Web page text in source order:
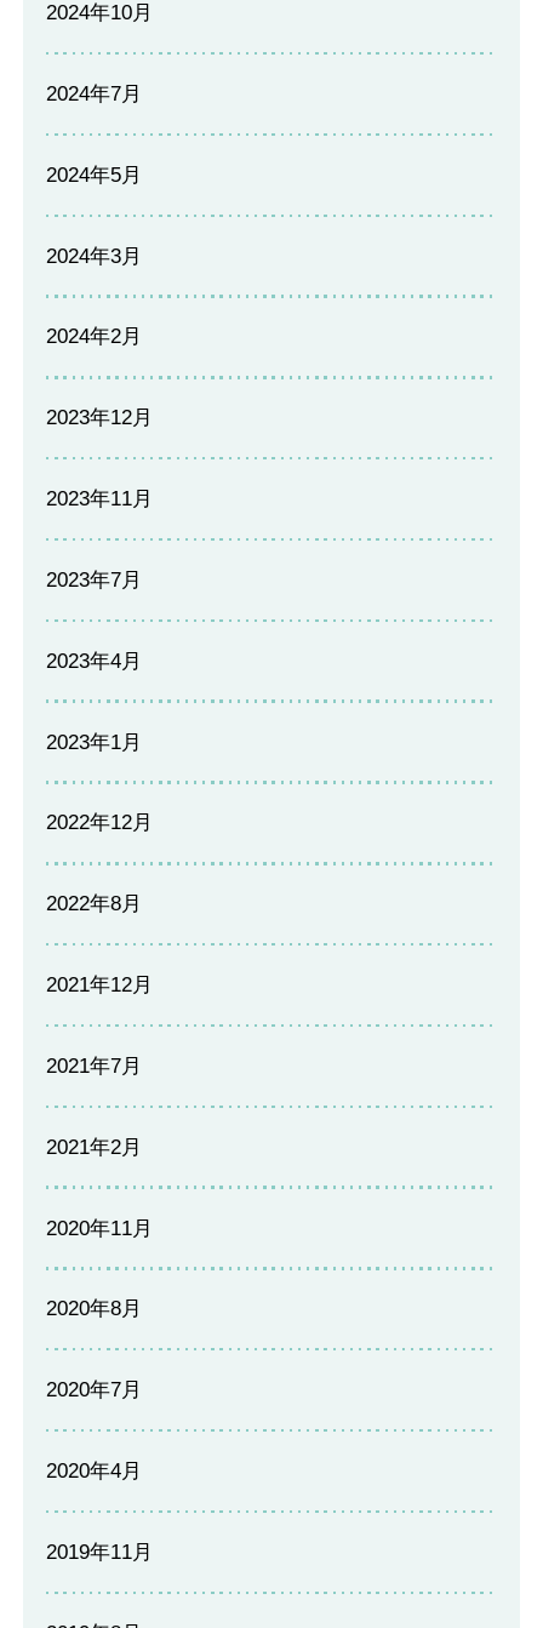
2024年10月
2024年7月
2024年5月
2024年3月
2024年2月
2023年12月
2023年11月
2023年7月
2023年4月
2023年1月
2022年12月
2022年8月
2021年12月
2021年7月
2021年2月
2020年11月
2020年8月
2020年7月
2020年4月
2019年11月